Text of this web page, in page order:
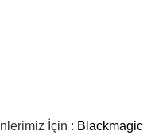
İçin : Blackmagic